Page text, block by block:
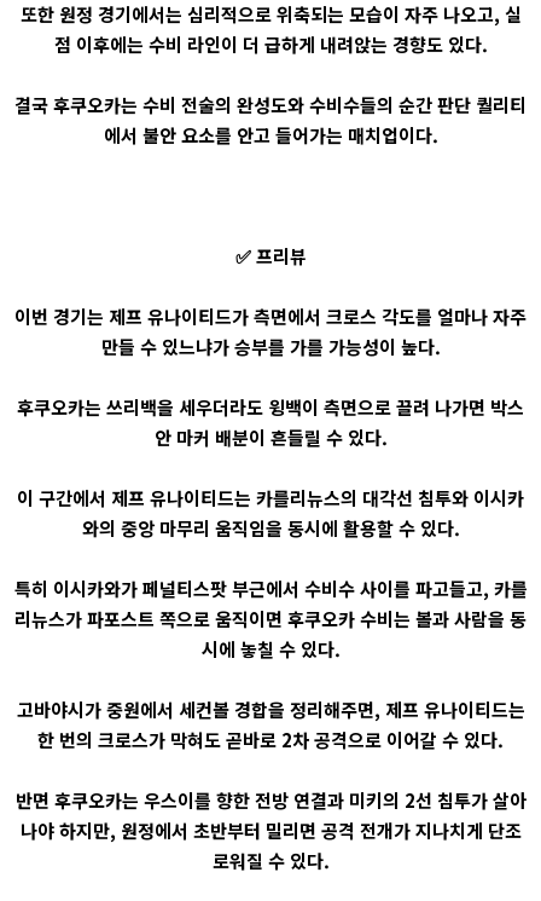
또한 원정 경기에서는 심리적으로 위축되는 모습이 자주 나오고, 실
점 이후에는 수비 라인이 더 급하게 내려앉는 경향도 있다.
결국 후쿠오카는 수비 전술의 완성도와 수비수들의 순간 판단 퀄리티
에서 불안 요소를 안고 들어가는 매치업이다.
✅ 프리뷰
이번 경기는 제프 유나이티드가 측면에서 크로스 각도를 얼마나 자주
만들 수 있느냐가 승부를 가를 가능성이 높다.
후쿠오카는 쓰리백을 세우더라도 윙백이 측면으로 끌려 나가면 박스
안 마커 배분이 흔들릴 수 있다.
이 구간에서 제프 유나이티드는 카를리뉴스의 대각선 침투와 이시카
와의 중앙 마무리 움직임을 동시에 활용할 수 있다.
특히 이시카와가 페널티스팟 부근에서 수비수 사이를 파고들고, 카를
리뉴스가 파포스트 쪽으로 움직이면 후쿠오카 수비는 볼과 사람을 동
시에 놓칠 수 있다.
고바야시가 중원에서 세컨볼 경합을 정리해주면, 제프 유나이티드는
한 번의 크로스가 막혀도 곧바로 2차 공격으로 이어갈 수 있다.
반면 후쿠오카는 우스이를 향한 전방 연결과 미키의 2선 침투가 살아
나야 하지만, 원정에서 초반부터 밀리면 공격 전개가 지나치게 단조
로워질 수 있다.